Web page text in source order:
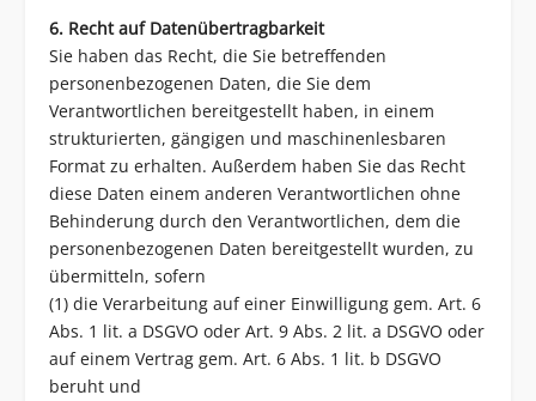
6. Recht auf Datenübertragbarkeit
Sie haben das Recht, die Sie betreffenden
personenbezogenen Daten, die Sie dem
Verantwortlichen bereitgestellt haben, in einem
strukturierten, gängigen und maschinenlesbaren
Format zu erhalten. Außerdem haben Sie das Recht
diese Daten einem anderen Verantwortlichen ohne
Behinderung durch den Verantwortlichen, dem die
personenbezogenen Daten bereitgestellt wurden, zu
übermitteln, sofern
(1) die Verarbeitung auf einer Einwilligung gem. Art. 6
Abs. 1 lit. a DSGVO oder Art. 9 Abs. 2 lit. a DSGVO oder
auf einem Vertrag gem. Art. 6 Abs. 1 lit. b DSGVO
beruht und